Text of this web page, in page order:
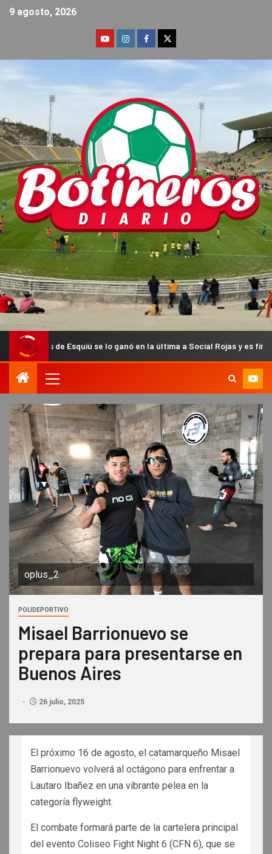
9 agosto, 2026
Esquiú se lo ganó en la última a Social Rojas y es finalista del
oplus_2
POLIDEPORTIVO
Misael Barrionuevo se
prepara para presentarse en
Buenos Aires
26 julio, 2025
El próximo 16 de agosto, el catamarqueño Misael
Barrionuevo volverá al octágono para enfrentar a
Lautaro Ibañez en una vibrante pelea en la
categoría flyweight.
El combate formará parte de la cartelera principal
del evento Coliseo Fight Night 6 (CFN 6), que se